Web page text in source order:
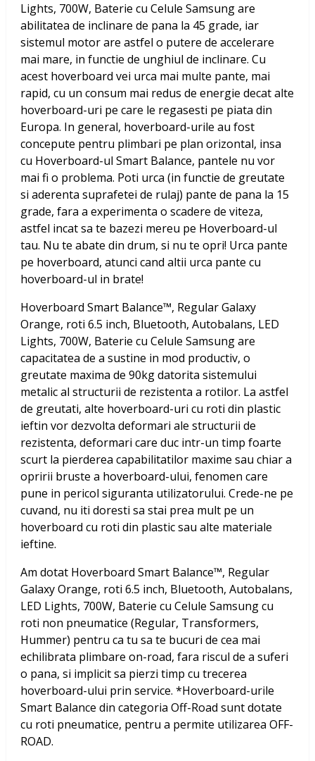
Lights, 700W, Baterie cu Celule Samsungare
abilitatea de inclinare de pana la 45 grade, iar
sistemul motor are astfel o putere de accelerare
mai mare, in functie de unghiul de inclinare. Cu
acest hoverboard vei urca mai multe pante, mai
rapid, cu un consum mai redus de energie decat alte
hoverboard-uri pe care le regasesti pe piata din
Europa. In general, hoverboard-urile au fost
concepute pentru plimbari pe plan orizontal, insa
cu Hoverboard-ul Smart Balance, pantele nu vor
mai fi o problema. Poti urca (in functie de greutate
si aderenta suprafetei de rulaj) pante de pana la 15
grade, fara a experimenta o scadere de viteza,
astfel incat sa te bazezi mereu pe Hoverboard-ul
tau. Nu te abate din drum, si nu te opri! Urca pante
pe hoverboard, atunci cand altii urca pante cu
hoverboard-ul in brate!
Hoverboard Smart Balance™, Regular Galaxy
Orange, roti 6.5 inch, Bluetooth, Autobalans, LED
Lights, 700W, Baterie cu Celule Samsungare
capacitatea de a sustine in mod productiv, o
greutate maxima de 90kg datorita sistemului
metalic al structurii de rezistenta a rotilor. La astfel
de greutati, alte hoverboard-uri cu roti din plastic
ieftin vor dezvolta deformari ale structurii de
rezistenta, deformari care duc intr-un timp foarte
scurt la pierderea capabilitatilor maxime sau chiar a
opririi bruste a hoverboard-ului, fenomen care
pune in pericol siguranta utilizatorului. Crede-ne pe
cuvand, nu iti doresti sa stai prea mult pe un
hoverboard cu roti din plastic sau alte materiale
ieftine.
Am dotat Hoverboard Smart Balance™, Regular
Galaxy Orange, roti 6.5 inch, Bluetooth, Autobalans,
LED Lights, 700W, Baterie cu Celule Samsungcu
roti non pneumatice (Regular, Transformers,
Hummer) pentru ca tu sa te bucuri de cea mai
echilibrata plimbare on-road, fara riscul de a suferi
o pana, si implicit sa pierzi timp cu trecerea
hoverboard-ului prin service. *Hoverboard-urile
Smart Balance din categoria Off-Road sunt dotate
cu roti pneumatice, pentru a permite utilizarea OFF-
ROAD.